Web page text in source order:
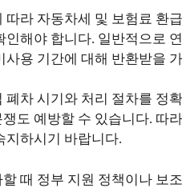
따라 자동차세 및 보험료 환
인해야 합니다. 일반적으로
사용 기간에 대해 반환받을
폐차 시기와 처리 절차를 정
도 예방할 수 있습니다. 따
지하시기 바랍니다.
때 정부 지원 정책이나 보